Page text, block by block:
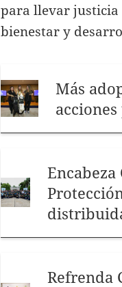
para llevar justicia
bienestar y
Más
Refrenda